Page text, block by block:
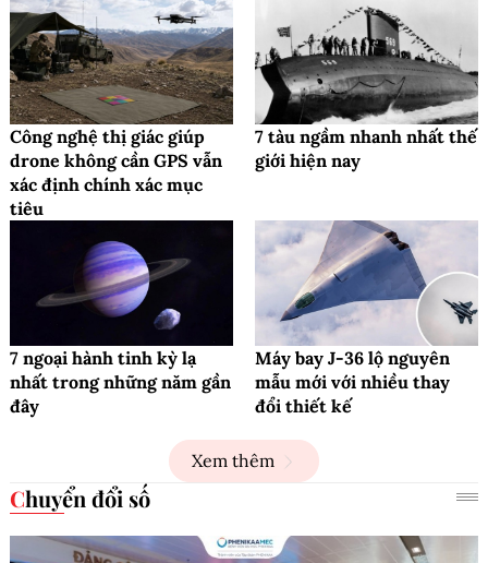
Công nghệ thị giác giúp
drone không cần GPS vẫn
xác định chính xác mục
tiêu
7 tàu ngầm nhanh nhất thế
giới hiện nay
7 ngoại hành tinh kỳ lạ
nhất trong những năm gần
đây
Máy bay J-36 lộ nguyên
mẫu mới với nhiều thay
đổi thiết kế
Xem thêm
Chuyển đổi số